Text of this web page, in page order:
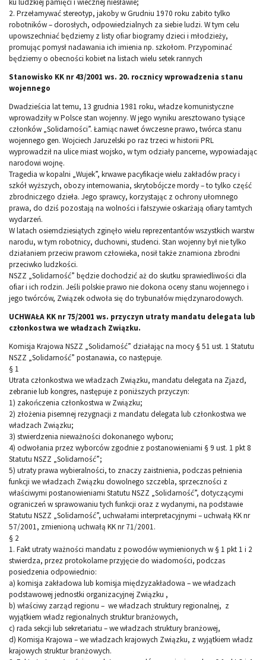
ku ludzkiej pamięci i wiecznej niesławie;
2. Przełamywać stereotyp, jakoby w Grudniu 1970 roku zabito tylko
robotników – dorosłych, odpowiedzialnych za siebie ludzi. W tym celu
upowszechniać będziemy z listy ofiar biogramy dzieci i młodzieży,
promując pomysł nadawania ich imienia np. szkołom. Przypominać
będziemy o obecności kobiet na listach wielu setek rannych
Stanowisko KK nr 43/2001 ws. 20. rocznicy wprowadzenia stanu
wojennego
Dwadzieścia lat temu, 13 grudnia 1981 roku, władze komunistyczne
wprowadziły w Polsce stan wojenny. W jego wyniku aresztowano tysiące
członków „Solidarności”. Łamiąc nawet ówczesne prawo, twórca stanu
wojennego gen. Wojciech Jaruzelski po raz trzeci w historii PRL
wyprowadził na ulice miast wojsko, w tym odziały pancerne, wypowiadając
narodowi wojnę.
Tragedia w kopalni „Wujek”, krwawe pacyfikacje wielu zakładów pracy i
szkół wyższych, obozy internowania, skrytobójcze mordy – to tylko część
zbrodniczego dzieła. Jego sprawcy, korzystając z ochrony ułomnego
prawa, do dziś pozostają na wolności i fałszywie oskarżają ofiary tamtych
wydarzeń.
W latach osiemdziesiątych zginęło wielu reprezentantów wszystkich warstw
narodu, w tym robotnicy, duchowni, studenci. Stan wojenny był nie tylko
działaniem przeciw prawom człowieka, nosił także znamiona zbrodni
przeciwko ludzkości.
NSZZ „Solidarność” będzie dochodzić aż do skutku sprawiedliwości dla
ofiar i ich rodzin. Jeśli polskie prawo nie dokona oceny stanu wojennego i
jego twórców, Związek odwoła się do trybunałów międzynarodowych.
UCHWAŁA KK nr 75/2001 ws. przyczyn utraty mandatu delegata lub
członkostwa we władzach Związku.
Komisja Krajowa NSZZ „Solidarność” działając na mocy § 51 ust. 1 Statutu
NSZZ „Solidarność” postanawia, co następuje.
§ 1
Utrata członkostwa we władzach Związku, mandatu delegata na Zjazd,
zebranie lub kongres, następuje z poniższych przyczyn:
1) zakończenia członkostwa w Związku;
2) złożenia pisemnej rezygnacji z mandatu delegata lub członkostwa we
władzach Związku;
3) stwierdzenia nieważności dokonanego wyboru;
4) odwołania przez wyborców zgodnie z postanowieniami § 9 ust. 1 pkt 8
Statutu NSZZ „Solidarność”;
5) utraty prawa wybieralności, to znaczy zaistnienia, podczas pełnienia
funkcji we władzach Związku dowolnego szczebla, sprzeczności z
właściwymi postanowieniami Statutu NSZZ „Solidarność”, dotyczącymi
ograniczeń w sprawowaniu tych funkcji oraz z wydanymi, na podstawie
Statutu NSZZ „Solidarność”, uchwałami interpretacyjnymi – uchwałą KK nr
57/2001, zmienioną uchwałą KK nr 71/2001.
§ 2
1. Fakt utraty ważności mandatu z powodów wymienionych w § 1 pkt 1 i 2
stwierdza, przez protokolarne przyjęcie do wiadomości, podczas
posiedzenia odpowiednio:
a) komisja zakładowa lub komisja międzyzakładowa – we władzach
podstawowej jednostki organizacyjnej Związku ,
b) właściwy zarząd regionu – we władzach struktury regionalnej, z
wyjątkiem władz regionalnych struktur branżowych,
c) rada sekcji lub sekretariatu – we władzach struktury branżowej,
d) Komisja Krajowa – we władzach krajowych Związku, z wyjątkiem władz
krajowych struktur branżowych.